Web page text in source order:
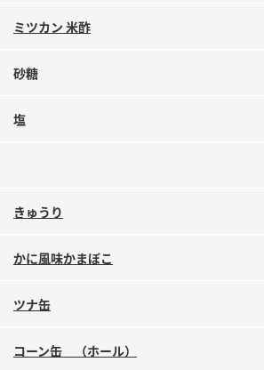
ミツカン 米酢
砂糖
塩
きゅうり
かに風味かまぼこ
ツナ缶
コーン缶 （ホール）